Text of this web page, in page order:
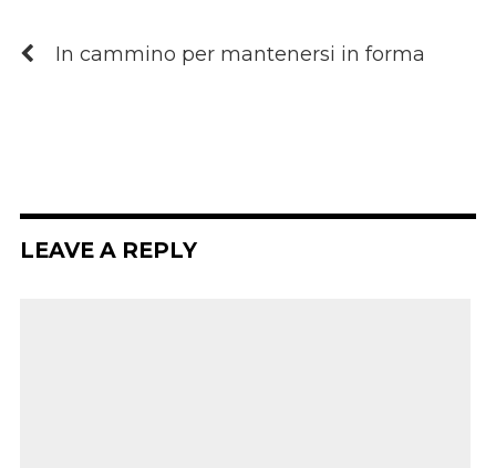
In cammino per mantenersi in forma
LEAVE A REPLY